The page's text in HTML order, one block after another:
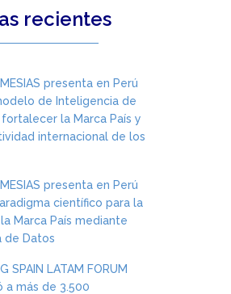
recientes
presenta en Perú
de Inteligencia de
la Marca País y
internacional de los
presenta en Perú
científico para la
Marca País mediante
de Datos
SPAIN LATAM FORUM
a más de 3.500